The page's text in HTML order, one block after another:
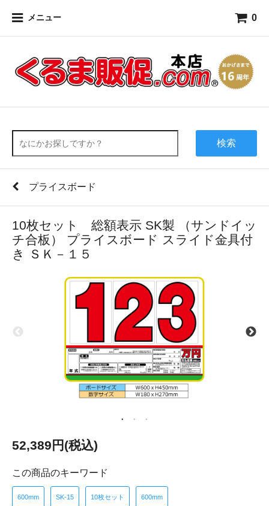
メニュー 0
検索
プライスボード
10枚セット 総額表示 SK製 （サンドイッ
チ合板） プライスボード スライド金具付
き ＳＫ－１５
52,389円(税込)
この商品のキーワード
600mm SK-15 10枚セット 600mm